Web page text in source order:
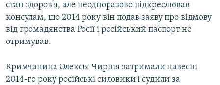
стан здоров'я, але неодноразово підкреслював
консулам, що 2014 року він подав заяву про відмову
від громадянства Росії і російський паспорт не
отримував.
Кримчанина Олексія Чирнія затримали навесні
2014-го року російські силовики і судили за